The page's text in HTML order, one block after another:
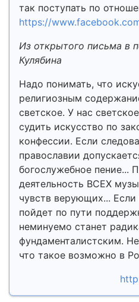
так поступать по
https://
Из открытого письма в
Кулябина
Надо понимать, что
религиозным
светское. У нас
судить искусство по
конфессии. Если
православии
богослужебное пение...
деятельность ВСЕХ
чувств верующих...
пойдет по пути
неминуемо станет
фундаменталистским.
что такое возможно в